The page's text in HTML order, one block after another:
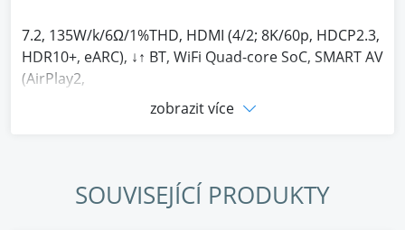
7.2, 135W/k/6Ω/1%THD, HDMI (4/2; 8K/60p, HDCP2.3,
HDR10+, eARC), ↓↑ BT, WiFi Quad-core SoC, SMART AV
(AirPlay2,
Chromecast, Spotify, TIDAL, TuneIn, SONOS),
zobrazit více
SOUVISEJÍCÍ PRODUKTY